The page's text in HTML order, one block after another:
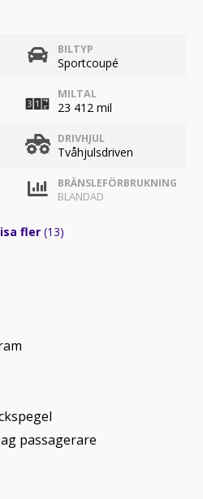
BILTYP
Sportcoupé
MILTAL
23 412 mil
DRIVHJUL
Tvåhjulsdriven
BRÄNSLEFÖRBRUKNING
BLANDAD
fler (13)
passagerare